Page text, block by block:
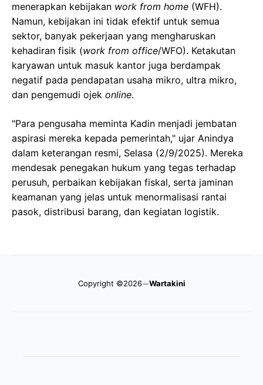
menerapkan kebijakan work from home (WFH).
Namun, kebijakan ini tidak efektif untuk semua
sektor, banyak pekerjaan yang mengharuskan
kehadiran fisik (work from office/WFO). Ketakutan
karyawan untuk masuk kantor juga berdampak
negatif pada pendapatan usaha mikro, ultra mikro,
dan pengemudi ojek online.
"Para pengusaha meminta Kadin menjadi jembatan
aspirasi mereka kepada pemerintah," ujar Anindya
dalam keterangan resmi, Selasa (2/9/2025). Mereka
mendesak penegakan hukum yang tegas terhadap
perusuh, perbaikan kebijakan fiskal, serta jaminan
keamanan yang jelas untuk menormalisasi rantai
pasok, distribusi barang, dan kegiatan logistik.
Copyright ©2026 Wartakini